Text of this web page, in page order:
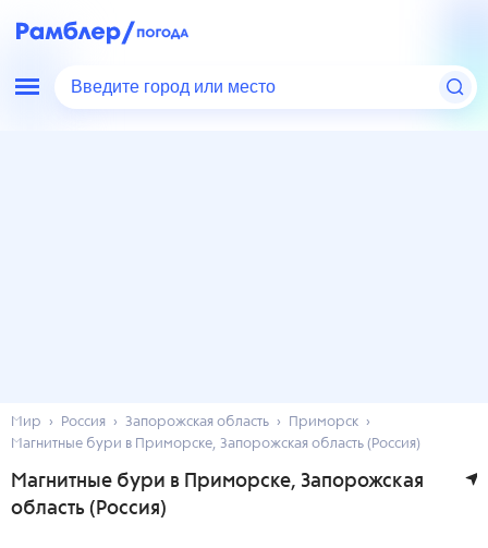
Введите город или место
Мир Россия Запорожская область
Приморск
Магнитные бури в Приморске, Запорожская область (Россия)
Магнитные бури в Приморске, Запорожская
область (Россия)